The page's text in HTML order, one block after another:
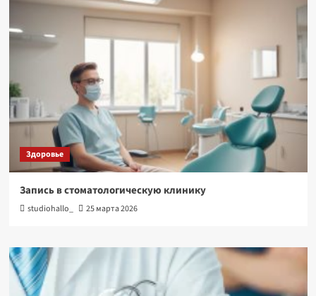
Здоровье
Запись в стоматологическую клинику
studiohallo_ 25 марта 2026